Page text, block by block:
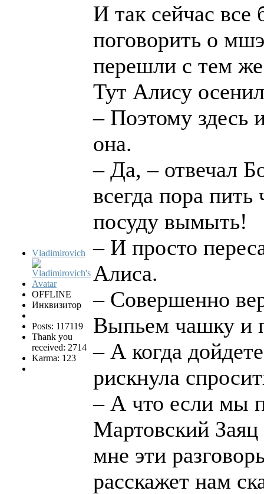
Vladimirovich
OFFLINE
Инквизитор
Posts: 117119
Thank you
received: 2714
Karma: 123
И так сейчас все
поговорить о
перешли с тем
Тут Алису
– Поэтому здесь
она.
– Да, – отвечал
всегда пора
посуду вымыть!
– И просто
Алиса.
– Совершенно
Выпьем чашку и
– А когда
рискнула
– А что если мы
Мартовский
мне эти
расскажет нам